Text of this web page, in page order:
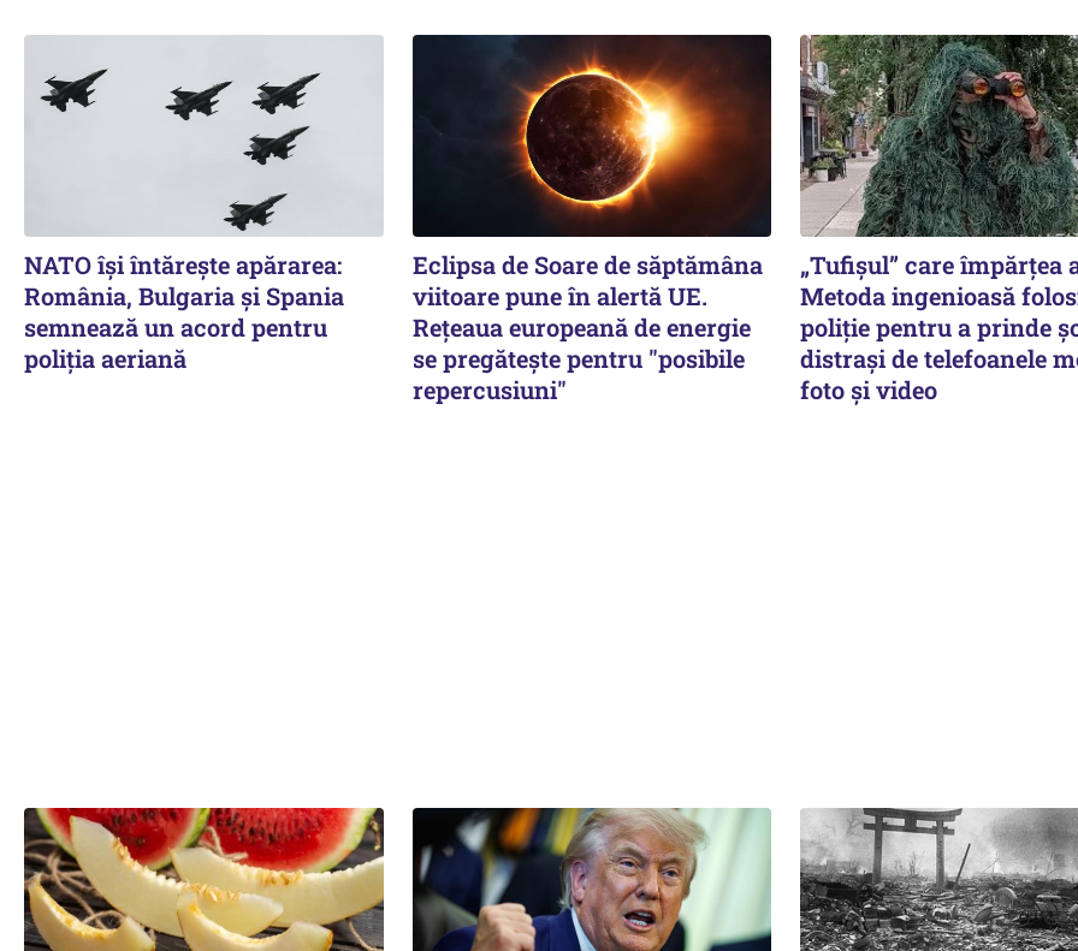
NATO își întărește apărarea:
România, Bulgaria și Spania
semnează un acord pentru
poliția aeriană
Eclipsa de Soare de săptămâna
viitoare pune în alertă UE.
Rețeaua europeană de energie
se pregătește pentru "posibile
repercusiuni"
„Tufișul” care împărțea
Metoda ingenioasă
poliție pentru a prinde
distrași de telefoanele
foto și video